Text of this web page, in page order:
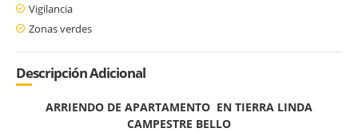
Vigilancia
Zonas verdes
Descripción Adicional
ARRIENDO DE APARTAMENTO EN TIERRA LINDA
CAMPESTRE BELLO